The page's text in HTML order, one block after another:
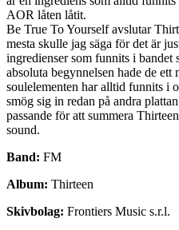
AOR låten låtit.
Be True To Yourself avslutar
mesta skulle jag säga för det är
ingredienser som funnits i bandet
absoluta begynnelsen hade de
soulelementen har alltid funnits i
smög sig in redan på andra
passande för att summera
sound.
Band: FM
Album: Thirteen
Skivbolag: Frontiers Music s.r.l.